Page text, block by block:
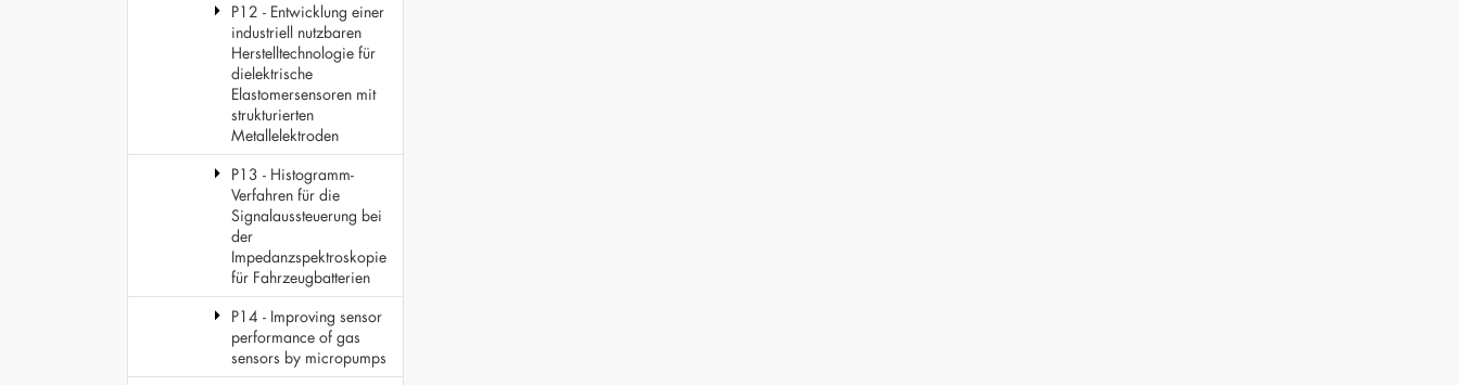
P12 - Entwicklung einer
industriell nutzbaren
Herstelltechnologie für
dielektrische
Elastomersensoren mit
strukturierten
Metallelektroden
P13 - Histogramm-
Verfahren für die
Signalaussteuerung bei
der
Impedanzspektroskopie
für Fahrzeugbatterien
P14 - Improving sensor
performance of gas
sensors by micropumps